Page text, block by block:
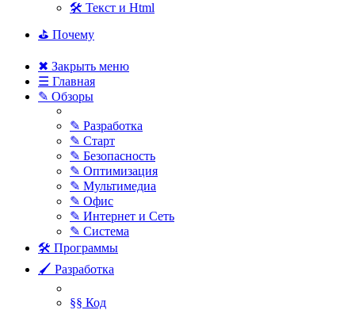
🛠 Текст и Html
⛳ Почему
✖ Закрыть меню
☰ Главная
✎ Обзоры
✎ Разработка
✎ Старт
✎ Безопасность
✎ Оптимизация
✎ Мультимедиа
✎ Офис
✎ Интернет и Сеть
✎ Система
🛠 Программы
🖌 Разработка
§§ Код